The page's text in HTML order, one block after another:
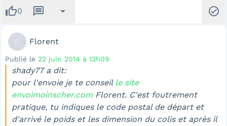
thumb_up0 message arrow_drop_down check_circle
Florent
Publié le 22 juin 2014 à 13h09
shady77 a dit:
pour l'envoie je te conseil le site
envoimoinscher.comFlorent. C'est foutrement
pratique, tu indiques le code postal de départ et
d'arrivé le poids et les dimension du colis et après il